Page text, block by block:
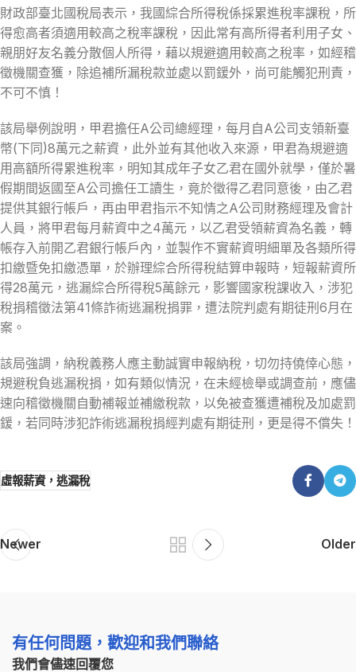
財政部臺北國稅局表示，我國綜合所得稅係採累進稅率課稅，所
得愈高者須適用較高之稅率課稅，因此常有高所得者利用子女、
親朋好友名義分散個人所得，藉以規避適用較高之稅率，如經稽
徵機關查獲，除追補所漏稅款並處以罰鍰外，尚可能觸犯刑責，
不可不慎！
該局舉例說明，甲君擔任A公司總經理，每月自A公司支領新臺
幣(下同)8萬元之薪資，此外並有其他收入來源，甲君為規避適
用高額所得累進稅率，明知其成年子女乙君在國外就學，僅於暑
假期間返國至A公司擔任工讀生，竟於徵得乙君同意後，由乙君
提供其銀行帳戶，再由甲君指示不知情之A公司財務經理及會計
人員，將甲君每月薪資中之4萬元，以乙君受領薪資為名義，轉
帳存入前開乙君銀行帳戶內，並製作不實薪資明細單及各類所得
扣繳暨免扣繳憑單，於辦理綜合所得稅結算申報時，短報薪資所
得28萬元，逃漏綜合所得稅5萬餘元，影響國家稅課收入，涉犯
稅捐稽徵法第41條詐術逃漏稅捐罪，遭法院判處有期徒刑6月在
案。
該局強調，納稅義務人應主動誠實申報納稅，切勿持僥倖心態，
規避稅負逃漏稅捐，如有類似情況，在未經檢舉或調查前，應儘
速向稽徵機關自動補報並補繳稅款，以免被查獲遭補稅及加處罰
鍰，若同時涉犯詐術逃漏稅捐經判處有期徒刑，更是得不償失！
虛報薪資，逃漏稅
Newer Older
有任何問題，歡迎和我們聯絡
我們會儘速回覆您